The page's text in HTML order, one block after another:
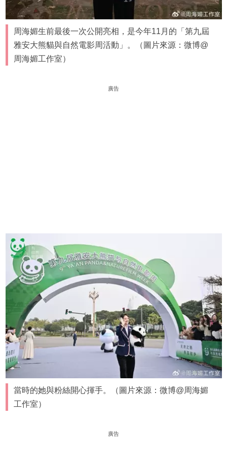
周海媚生前最後一次公開亮相，是今年11月的「第九屆
雅安大熊貓與自然電影周活動」。（圖片來源：微博@
周海媚工作室）
廣告
當時的她與粉絲開心揮手。（圖片來源：微博@周海媚
工作室）
廣告